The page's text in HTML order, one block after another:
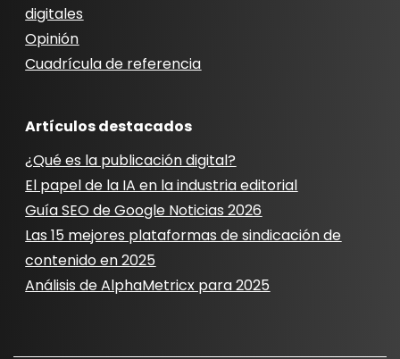
digitales
Opinión
Cuadrícula de referencia
Artículos destacados
¿Qué es la publicación digital?
El papel de la IA en la industria editorial
Guía SEO de Google Noticias 2026
Las 15 mejores plataformas de sindicación de
contenido en 2025
Análisis de AlphaMetricx para 2025